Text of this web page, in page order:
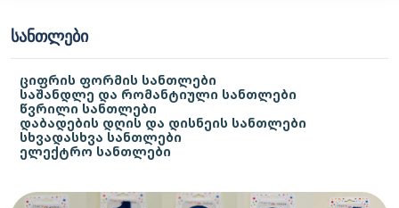
ᲡᲐᲜᲗᲚᲔᲑᲘ
ციფრის ფორმის სანთლები
საშანდლე და რომანტიული სანთლები
წვრილი სანთლები
დაბადების დღის და დისნეის სანთლები
სხვადასხვა სანთლები
ელექტრო სანთლები